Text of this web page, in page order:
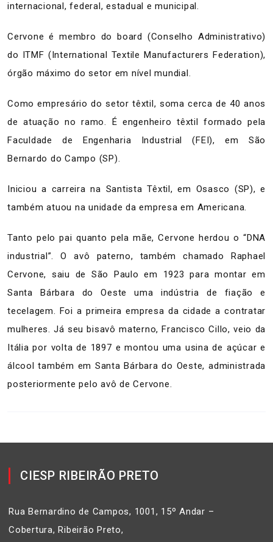
internacional, federal, estadual e municipal.
Cervone é membro do board (Conselho Administrativo)
do ITMF (International Textile Manufacturers Federation),
órgão máximo do setor em nível mundial.
Como empresário do setor têxtil, soma cerca de 40 anos
de atuação no ramo. É engenheiro têxtil formado pela
Faculdade de Engenharia Industrial (FEI), em São
Bernardo do Campo (SP).
Iniciou a carreira na Santista Têxtil, em Osasco (SP), e
também atuou na unidade da empresa em Americana.
Tanto pelo pai quanto pela mãe, Cervone herdou o “DNA
industrial”. O avô paterno, também chamado Raphael
Cervone, saiu de São Paulo em 1923 para montar em
Santa Bárbara do Oeste uma indústria de fiação e
tecelagem. Foi a primeira empresa da cidade a contratar
mulheres. Já seu bisavô materno, Francisco Cillo, veio da
Itália por volta de 1897 e montou uma usina de açúcar e
álcool também em Santa Bárbara do Oeste, administrada
posteriormente pelo avô de Cervone.
CIESP RIBEIRÃO PRETO
Rua Bernardino de Campos, 1001, 15º Andar –
Cobertura, Ribeirão Preto,